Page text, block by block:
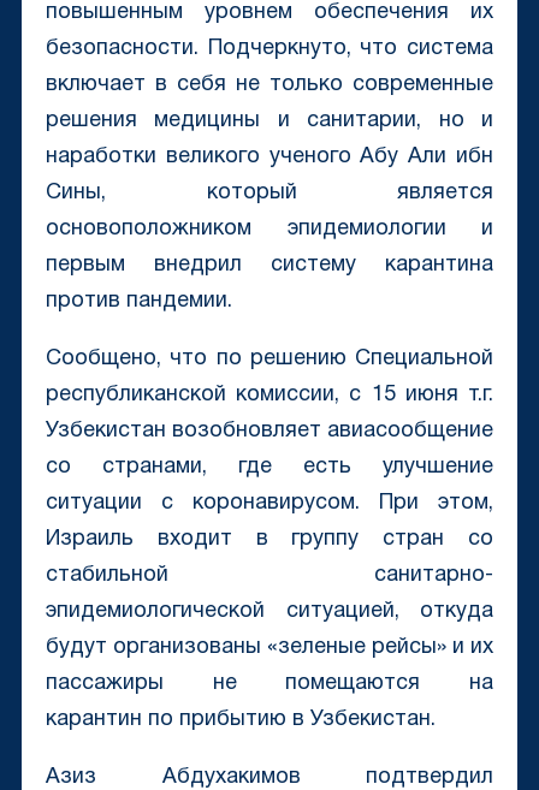
повышенным уровнем обеспечения их
безопасности. Подчеркнуто, что система
включает в себя не только современные
решения медицины и санитарии, но и
наработки великого ученого Абу Али ибн
Сины, который является
основоположником эпидемиологии и
первым внедрил систему карантина
против пандемии.
Сообщено, что по решению Специальной
республиканской комиссии, с 15 июня т.г.
Узбекистан возобновляет авиасообщение
со странами, где есть улучшение
ситуации с коронавирусом. При этом,
Израиль входит в группу стран со
стабильной санитарно-
эпидемиологической ситуацией, откуда
будут организованы «зеленые рейсы» и их
пассажиры не помещаются на
карантин по прибытию в Узбекистан.
Азиз Абдухакимов подтвердил